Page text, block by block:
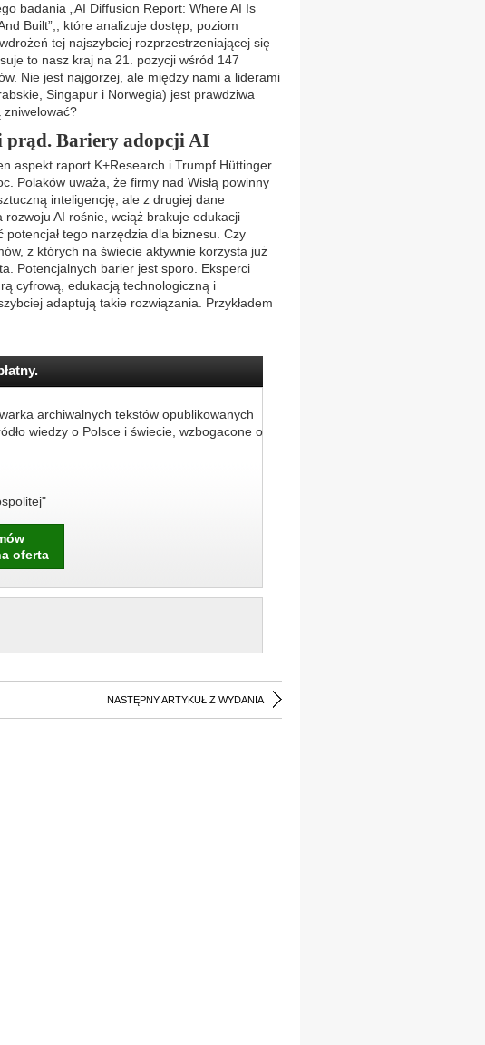
badania „AI Diffusion Report: Where AI Is
Built”,, które analizuje dostęp, poziom
tej najszybciej rozprzestrzeniającej się
to nasz kraj na 21. pozycji wśród 147
Nie jest najgorzej, ale między nami a liderami
Singapur i Norwegia) jest prawdziwa
zniwelować?
prąd. Bariery adopcji AI
aspekt raport K+Research i Trumpf Hüttinger.
Polaków uważa, że firmy nad Wisłą powinny
inteligencję, ale z drugiej dane
rozwoju AI rośnie, wciąż brakuje edukacji
tego narzędzia dla biznesu. Czy
z których na świecie aktywnie korzysta już
Potencjalnych barier jest sporo. Eksperci
cyfrową, edukacją technologiczną i
adaptują takie rozwiązania. Przykładem
archiwalnych tekstów opublikowanych
wiedzy o Polsce i świecie, wzbogacone o
oferta
NASTĘPNY ARTYKUŁ Z WYDANIA